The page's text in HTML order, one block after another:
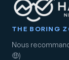
THE BORING
Nous
🤑)